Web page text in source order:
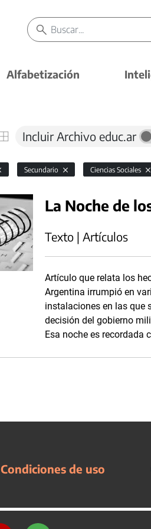
Alfabetización
Incluir Archivo educ.ar
Secundario Ciencias Sociales
La Noche de
Texto | Artículos
Artículo que relata los
Argentina irrumpió en
instalaciones en las que
decisión del gobierno
Esa noche es recordada
Condiciones de uso